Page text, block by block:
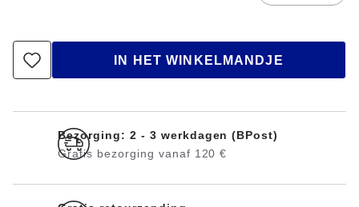
IN HET WINKELMANDJE
Bezorging: 2 - 3 werkdagen (BPost)
Gratis bezorging vanaf 120 €